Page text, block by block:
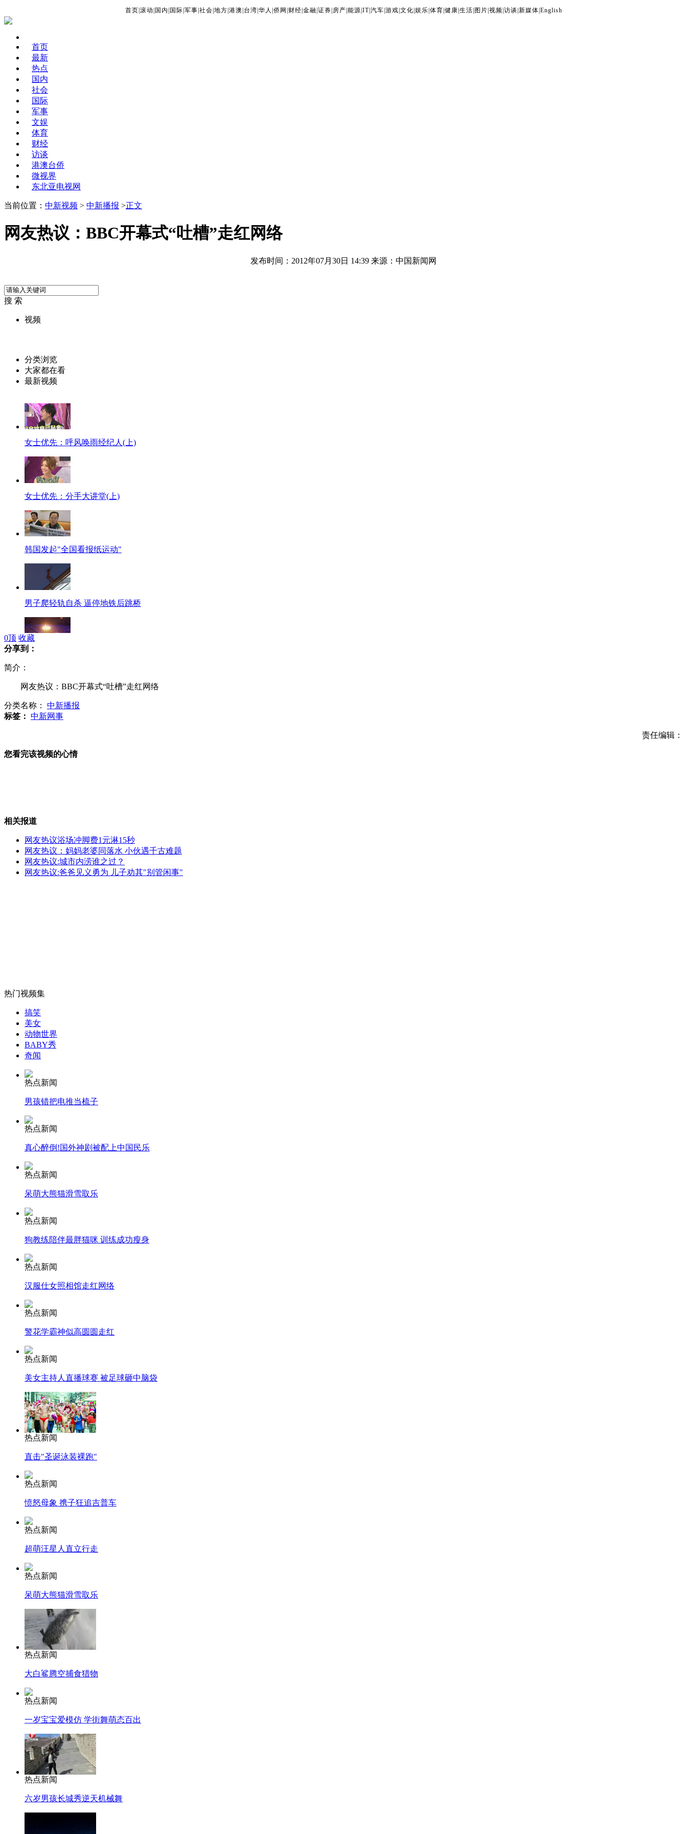
首页 滚动 国内 国际 军事 社会 地方 港澳 台湾 华人 侨网 财经 金融 证券 房产 能源 IT| 汽车 游戏 文化 娱乐 体育 健康 生活 图片 视频 访谈 新媒体 English
首页
最新
热点
国内
社会
国际
军事
文娱
体育
财经
访谈
港澳台侨
微视界
东北亚电视网
当前位置： 中新视频 > 中新播报 >正文
网友热议：BBC开幕式“吐槽”走红网络
发布时间：2012年07月30日 14:39 来源：中国新闻网
搜 索
视频
分类浏览
大家都在看
最新视频
女士优先：呼风唤雨经纪人(上)
女士优先：分手大讲堂(上)
韩国发起"全国看报纸运动"
男子爬轻轨自杀 逼停地铁后跳桥
伦敦神秘"抢镜"红衣女子"揭秘"
伦敦奥运金牌含金量1% 铜牌值32元
潘阳结婚众星捧场 潘长江"幽默到底"
女孩北京地铁殴打老人 痛下狠手拳打脚踢
无痛分娩是否安全 医生回应
外交部：反对强权政治霸凌主义
外交部：有关国家言论片面不公正
安徽一实载49人客车翻车
消防员救轻生者
司机酒驾遇交警 急速倒车逃窜
0顶 收藏
分享到：
简介：
网友热议：BBC开幕式“吐槽”走红网络
分类名称： 中新播报
标签： 中新网事
责任编辑：
您看完该视频的心情
相关报道
网友热议浴场冲脚费1元淋15秒
网友热议：妈妈老婆同落水 小伙遇千古难题
网友热议:城市内涝谁之过？
网友热议:爸爸见义勇为 儿子劝其"别管闲事"
热门视频集
搞笑
美女
动物世界
BABY秀
奇闻
热点新闻
男孩错把电推当梳子
热点新闻
真心醉倒!国外神剧被配上中国民乐
热点新闻
呆萌大熊猫滑雪取乐
热点新闻
狗教练陪伴最胖猫咪 训练成功瘦身
热点新闻
汉服仕女照相馆走红网络
热点新闻
警花学霸神似高圆圆走红
热点新闻
美女主持人直播球赛 被足球砸中脑袋
热点新闻
直击"圣诞泳装裸跑"
热点新闻
愤怒母象 携子狂追吉普车
热点新闻
超萌汪星人直立行走
热点新闻
呆萌大熊猫滑雪取乐
热点新闻
大白鲨腾空捕食猎物
热点新闻
一岁宝宝爱模仿 学街舞萌态百出
热点新闻
六岁男孩长城秀逆天机械舞